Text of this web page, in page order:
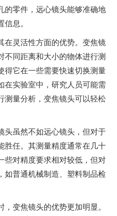
的零件，远心镜头能够准确地
息。
灵活性方面的优势。变焦镜
不同距离和大小的物体进行测
得它在一些需要快速切换测量
在实验室中，研究人员可能需
测量分析，变焦镜头可以轻松
虽然不如远心镜头，但对于
胜任。其测量精度通常在几十
些对精度要求相对较低，但对
如普通机械制造、塑料制品检
变焦镜头的优势更加明显。